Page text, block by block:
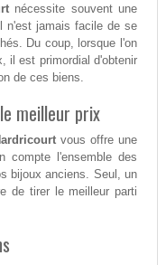
nécessite souvent une
n'est jamais facile de se
Du coup, lorsque l'on
il est primordial d'obtenir
de ces biens.
meilleur prix
vous offre une
compte l'ensemble des
bijoux anciens. Seul, un
de tirer le meilleur parti